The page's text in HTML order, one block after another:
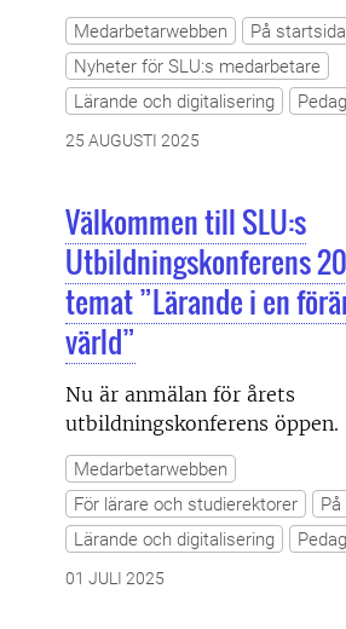
Medarbetarwebben
På
Nyheter för SLU:s medarbetare
Lärande och digitalisering
25 AUGUSTI 2025
Välkommen till SLU:s
Utbildningskonferens
temat ”Lärande i en
värld”
Nu är anmälan för årets
utbildningskonferens öppen.
Medarbetarwebben
För lärare och studierektorer
Lärande och digitalisering
01 JULI 2025